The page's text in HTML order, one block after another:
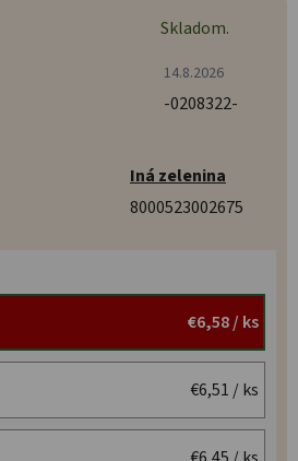
Skladom.
14.8.2026
-0208322-
Iná zelenina
8000523002675
€6,58/ ks
€6,51 / ks